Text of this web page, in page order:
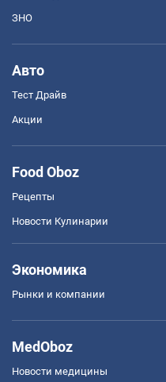
ЗНО
Авто
Тест Драйв
Акции
Food Oboz
Рецепты
Новости Кулинарии
Экономика
Рынки и компании
MedOboz
Новости медицины